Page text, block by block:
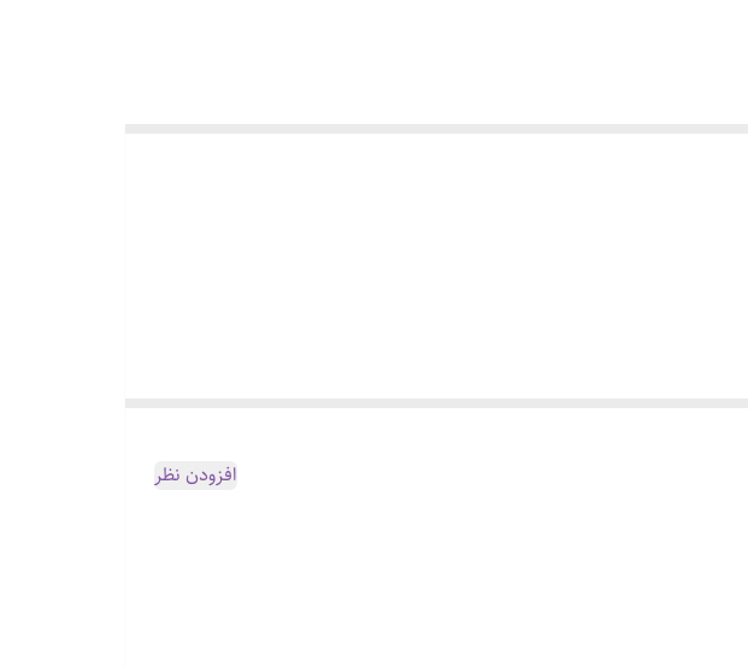
افزودن نظر